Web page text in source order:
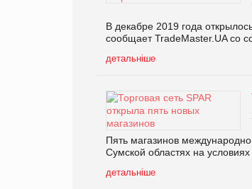
В декабре 2019 года
сообщает TradeMaster.UA со
детальніше
Пять магазинов
Сумской областях на
детальніше